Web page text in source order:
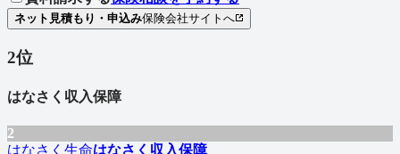
ネット見積もり・申込み保険会社サイトへ
2位
はなさく収入保障
2
はなさく生命はなさく収入保障